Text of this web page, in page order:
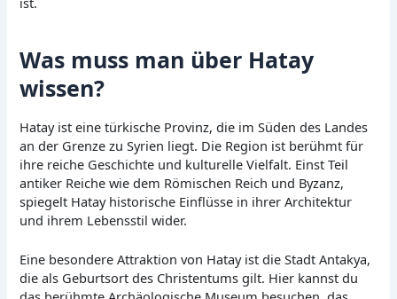
Was muss man über Hatay
wissen?
Hatay ist eine türkische Provinz, die im Süden des Landes
an der Grenze zu Syrien liegt. Die Region ist berühmt für
ihre reiche Geschichte und kulturelle Vielfalt. Einst Teil
antiker Reiche wie dem Römischen Reich und Byzanz,
spiegelt Hatay historische Einflüsse in ihrer Architektur
und ihrem Lebensstil wider.
Eine besondere Attraktion von Hatay ist die Stadt Antakya,
die als Geburtsort des Christentums gilt. Hier kannst du